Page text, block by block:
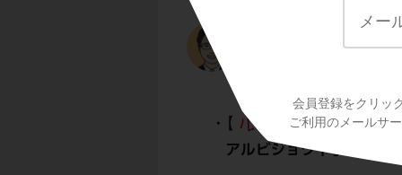
会員登録をクリッ
ご利用のメールサ
とみなされていま